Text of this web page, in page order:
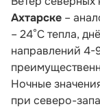
Ахтарске –
– 24°С тепла,
направлений
Ночные
при северо-